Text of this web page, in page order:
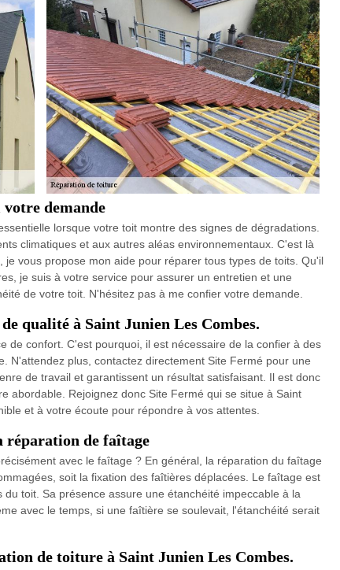
demande
lorsque votre toit montre des signes de dégradations.
climatiques et aux autres aléas environnementaux. C'est là
vous propose mon aide pour réparer tous types de toits. Qu'il
je suis à votre service pour assurer un entretien et une
de votre toit. N'hésitez pas à me confier votre demande.
qualité à Saint Junien Les Combes.
de confort. C'est pourquoi, il est nécessaire de la confier à des
N'attendez plus, contactez directement Site Fermé pour une
de travail et garantissent un résultat satisfaisant. Il est donc
abordable. Rejoignez donc Site Fermé qui se situe à Saint
et à votre écoute pour répondre à vos attentes.
réparation de faîtage
avec le faîtage ? En général, la réparation du faîtage
soit la fixation des faîtières déplacées. Le faîtage est
toit. Sa présence assure une étanchéité impeccable à la
avec le temps, si une faîtière se soulevait, l'étanchéité serait
de toiture à Saint Junien Les Combes.